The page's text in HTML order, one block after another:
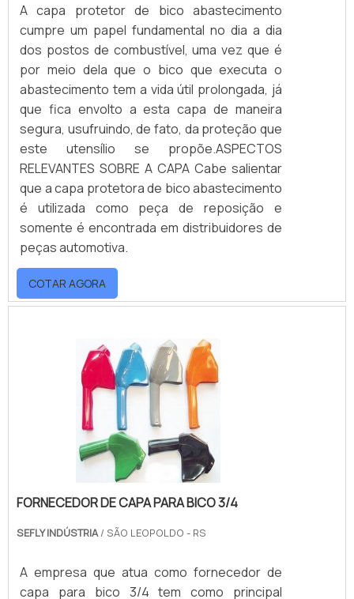
A capa protetor de bico abastecimento
cumpre um papel fundamental no dia a dia
dos postos de combustível, uma vez que é
por meio dela que o bico que executa o
abastecimento tem a vida útil prolongada, já
que fica envolto a esta capa de maneira
segura, usufruindo, de fato, da proteção que
este utensílio se propõe.ASPECTOS
RELEVANTES SOBRE A CAPA Cabe salientar
que a capa protetora de bico abastecimento
é utilizada como peça de reposição e
somente é encontrada em distribuidores de
peças automotiva.
COTAR AGORA
FORNECEDOR DE CAPA PARA BICO 3/4
SEFLY INDÚSTRIA/ SÃO LEOPOLDO - RS
A empresa que atua como fornecedor de
capa para bico 3/4 tem como principal